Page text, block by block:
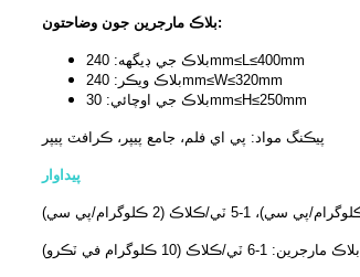
بلاڪ مارجرين جون وضاحتون:
بلاڪ جي ڊيگهه: 240mm≤L≤400mm
بلاڪ ويڪر: 240mm≤W≤320mm
بلاڪ جي اوچائي: 30mm≤H≤250mm
پيڪنگ مواد: پي اي فلم، جامع پيپر، ڪرافٽ پيپر
پيداوار
بلاڪ مارجرين: 1-6 ٽي/ڪلاڪ (10 ڪلوگرام في ٽڪرو)